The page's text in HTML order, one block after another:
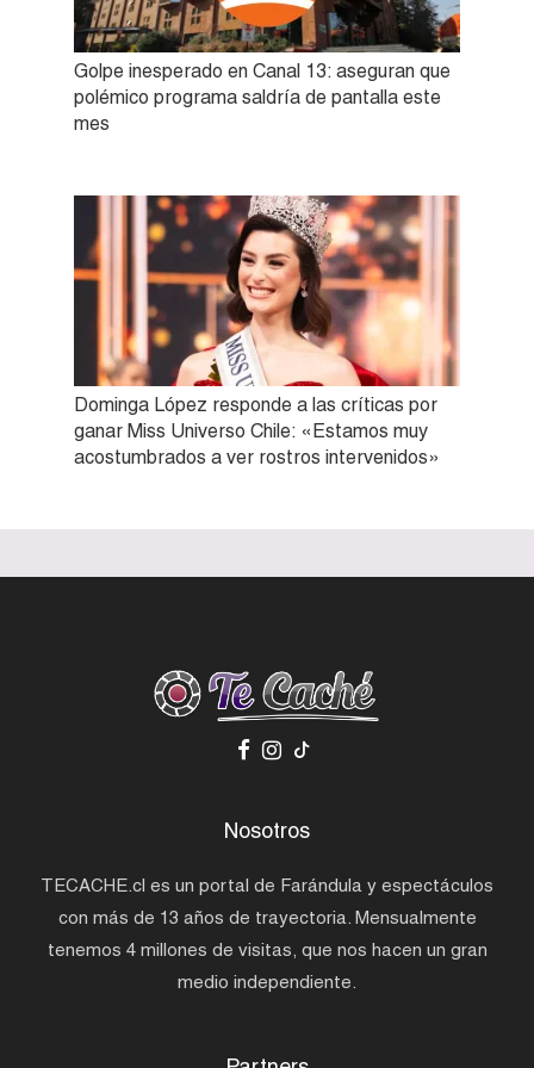
Golpe inesperado en Canal 13: aseguran que
polémico programa saldría de pantalla este
mes
Dominga López responde a las críticas por
ganar Miss Universo Chile: «Estamos muy
acostumbrados a ver rostros intervenidos»
Nosotros
TECACHE.cl es un portal de Farándula y espectáculos
con más de 13 años de trayectoria. Mensualmente
tenemos 4 millones de visitas, que nos hacen un gran
medio independiente.